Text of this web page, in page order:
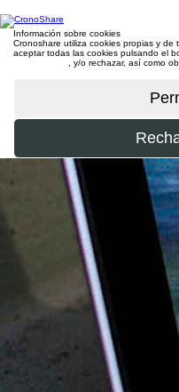
Información sobre cookies
Cronoshare utiliza cookies propias y
aceptar todas las cookies pulsando el
, y/o rechazar, así como